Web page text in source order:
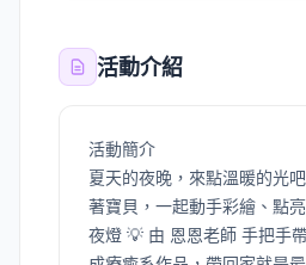
活動介紹
活動簡介
夏天的夜晚，來點溫暖的光
著寶貝，一起動手彩繪、點
夜燈 💡 由 恩恩老師 手把手